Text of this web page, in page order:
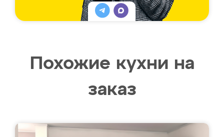
Похожие кухни на
заказ